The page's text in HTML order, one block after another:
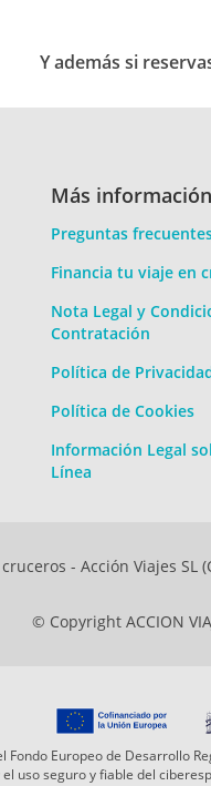
Y además si
Más información
Preguntas
Financia tu viaje en
Nota Legal y
Contratación
Política de
Política de Cookies
Información Legal
Línea
- Acción Viajes SL
© Copyright ACCION
Fondo Europeo de
uso seguro y fiable del